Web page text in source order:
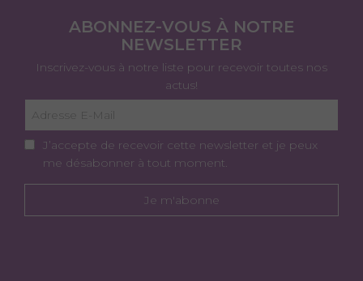
ABONNEZ-VOUS À NOTRE
NEWSLETTER
Inscrivez-vous à notre liste pour recevoir toutes nos
actus!
J’accepte de recevoir cette newsletter et je peux
me désabonner à tout moment.
Je m'abonne